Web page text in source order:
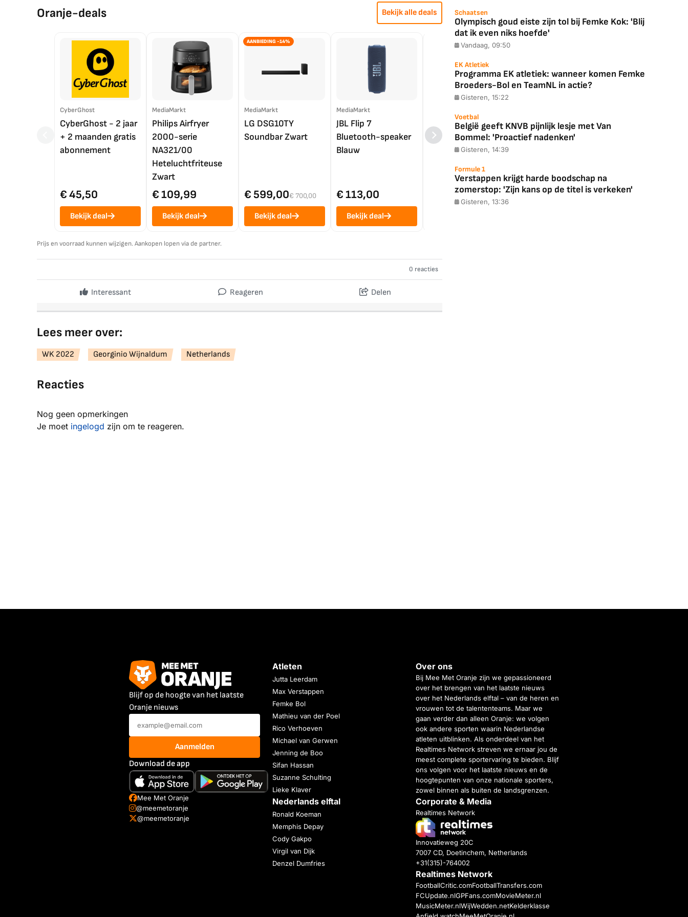
Oranje-deals Bekijk alle deals
CyberGhost
CyberGhost - 2 jaar
+ 2 maanden gratis
abonnement
€ 45,50
Bekijk deal
MediaMarkt
Philips Airfryer
2000-serie
NA321/00
Heteluchtfriteuse
Zwart
€ 109,99
Bekijk deal
AANBIEDING -14%
MediaMarkt
LG DSG10TY
Soundbar Zwart
€ 599,00€ 700,00
Bekijk deal
MediaMarkt
JBL Flip 7
Bluetooth-speaker
Blauw
€ 113,00
Bekijk deal
LG OLED55C56LB
4K TV (2025)
€ 1.088,00
JBL Partybox
Ultimate Zwart
€ 1.179,00 € 89,00
Prijs en voorraad kunnen wijzigen. Aankopen lopen via de partner.
0 reacties
Interessant Reageren Delen
Lees meer over:
WK 2022 Georginio Wijnaldum Netherlands
Reacties
Nog geen opmerkingen
Je moet ingelogd zijn om te reageren.
Schaatsen
Olympisch goud eiste zijn tol bij Femke Kok: 'Blij
dat ik even niks hoefde'
Vandaag, 09:50
EK Atletiek
Programma EK atletiek: wanneer komen Femke
Broeders-Bol en TeamNL in actie?
Gisteren, 15:22
Voetbal
België geeft KNVB pijnlijk lesje met Van
Bommel: 'Proactief nadenken'
Gisteren, 14:39
Formule 1
Verstappen krijgt harde boodschap na
zomerstop: 'Zijn kans op de titel is verkeken'
Gisteren, 13:36
Blijf op de hoogte van het laatste
Oranje nieuws
Aanmelden
Download de app
Mee Met Oranje
@meemetoranje
@meemetoranje
Atleten
Jutta Leerdam
Max Verstappen
Femke Bol
Mathieu van der Poel
Rico Verhoeven
Michael van Gerwen
Jenning de Boo
Sifan Hassan
Suzanne Schulting
Lieke Klaver
Nederlands elftal
Ronald Koeman
Memphis Depay
Cody Gakpo
Virgil van Dijk
Denzel Dumfries
Over ons
Bij Mee Met Oranje zijn we gepassioneerd
over het brengen van het laatste nieuws
over het Nederlands elftal – van de heren en
vrouwen tot de talententeams. Maar we
gaan verder dan alleen Oranje: we volgen
ook andere sporten waarin Nederlandse
atleten uitblinken. Als onderdeel van het
Realtimes Network streven we ernaar jou de
meest complete sportervaring te bieden. Blijf
ons volgen voor het laatste nieuws en de
hoogtepunten van onze nationale sporters,
zowel binnen als buiten de landsgrenzen.
Corporate & Media
Realtimes Network
Innovatieweg 20C
7007 CD, Doetinchem, Netherlands
+31(315)-764002
Realtimes Network
FootballCritic.comFootballTransfers.com
FCUpdate.nlGPFans.comMovieMeter.nl
MusicMeter.nlWijWedden.netKelderklasse